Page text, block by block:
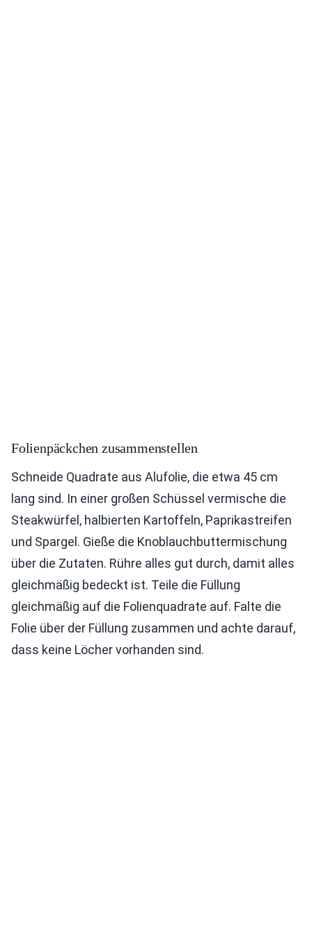
Folienpäckchen zusammenstellen
Schneide Quadrate aus Alufolie, die etwa 45 cm
lang sind. In einer großen Schüssel vermische die
Steakwürfel, halbierten Kartoffeln, Paprikastreifen
und Spargel. Gieße die Knoblauchbuttermischung
über die Zutaten. Rühre alles gut durch, damit alles
gleichmäßig bedeckt ist. Teile die Füllung
gleichmäßig auf die Folienquadrate auf. Falte die
Folie über der Füllung zusammen und achte darauf,
dass keine Löcher vorhanden sind.